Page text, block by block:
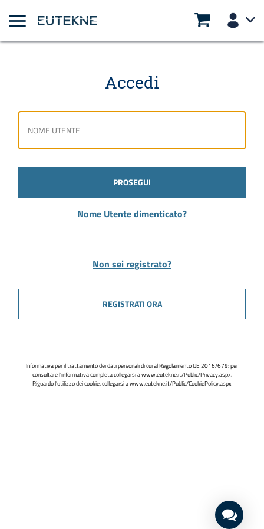
Accedi
PROSEGUI
Nome Utente dimenticato?
Non sei registrato?
REGISTRATI ORA
Informativa per il trattamento dei dati personali di cui al Regolamento UE 2016/679: per
consultare l'informativa completa collegarsi awww.eutekne.it/Public/Privacy.aspx.
Riguardo l'utilizzo dei cookie, collegarsi awww.eutekne.it/Public/CookiePolicy.aspx